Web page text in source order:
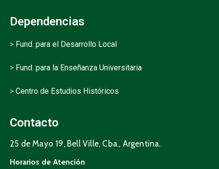
Dependencias
> Fund. para el Desarrollo Local
> Fund. para la Enseñanza Universitaria
> Centro de Estudios Históricos
Contacto
25 de Mayo 19, Bell Ville, Cba., Argentina.
Horarios de Atención